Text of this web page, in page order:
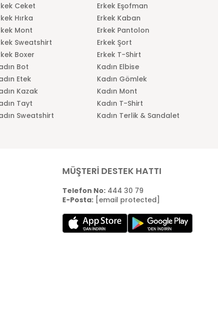
Ceket
Erkek Eşofman
Hırka
Erkek Kaban
Mont
Erkek Pantolon
Sweatshirt
Erkek Şort
Boxer
Erkek T-Shirt
Bot
Kadın Elbise
Etek
Kadın Gömlek
Kazak
Kadın Mont
Tayt
Kadın T-Shirt
Sweatshirt Kadın Terlik & Sandalet
MÜŞTERİ DESTEK HATTI
Telefon No:444 30 79
E-Posta: [email protected]